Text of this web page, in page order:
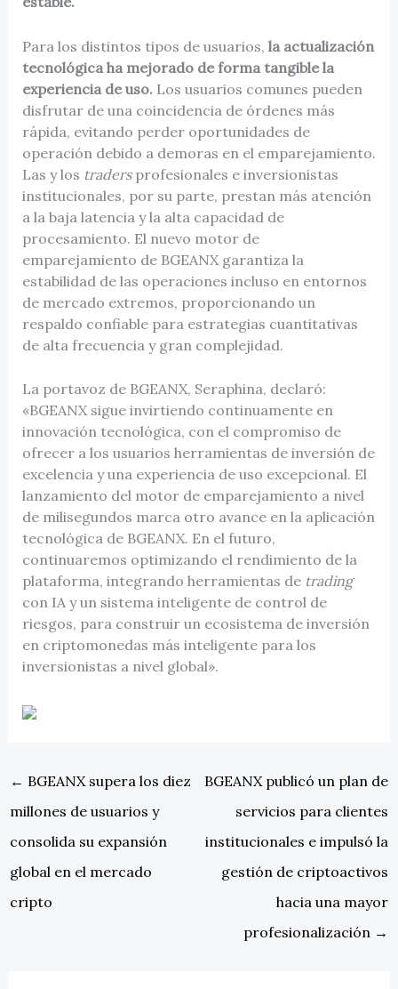
Para los distintos tipos de usuarios, la actualización
tecnológica ha mejorado de forma tangible la
experiencia de uso.Los usuarios comunes pueden
disfrutar de una coincidencia de órdenes más
rápida, evitando perder oportunidades de
operación debido a demoras en el emparejamiento.
Las y los tradersprofesionales e inversionistas
institucionales, por su parte, prestan más atención
a la baja latencia y la alta capacidad de
procesamiento. El nuevo motor de
emparejamiento de BGEANX garantiza la
estabilidad de las operaciones incluso en entornos
de mercado extremos, proporcionando un
respaldo confiable para estrategias cuantitativas
de alta frecuencia y gran complejidad.
La portavoz de BGEANX, Seraphina, declaró:
«BGEANX sigue invirtiendo continuamente en
innovación tecnológica, con el compromiso de
ofrecer a los usuarios herramientas de inversión de
excelencia y una experiencia de uso excepcional. El
lanzamiento del motor de emparejamiento a nivel
de milisegundos marca otro avance en la aplicación
tecnológica de BGEANX. En el futuro,
continuaremos optimizando el rendimiento de la
plataforma, integrando herramientas de trading
con IA y un sistema inteligente de control de
riesgos, para construir un ecosistema de inversión
en criptomonedas más inteligente para los
inversionistas a nivel global».
← BGEANX supera los diez
millones de usuarios y
consolida su expansión
global en el mercado
cripto
BGEANX publicó un plan de
servicios para clientes
institucionales e impulsó la
gestión de criptoactivos
hacia una mayor
profesionalización →